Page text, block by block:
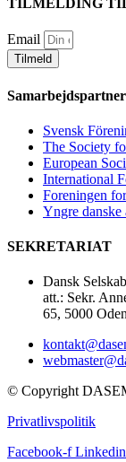
TILMELDING
Email
Tilmeld
Svensk
The Society
European
International
Foreningen
Yngre danske
SEKRETARIAT
Dansk
att.: Sekr.
65, 5000
© Copyright
Privatlivspolitik
Facebook-f Linkedin